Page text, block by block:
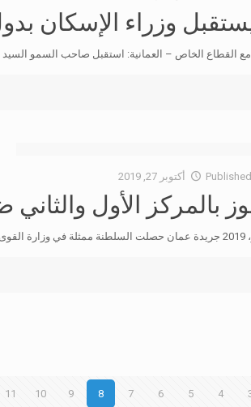
وزراء الإسكان
مع القطاع الخاص – العمانية: استقبل صاحب السمو
أكتوبر 27, 2019
بالمركز الأول
4
5
6
7
8
9
10
11